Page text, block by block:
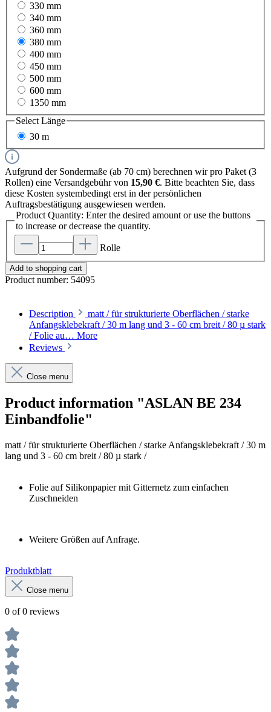
330 mm
340 mm
360 mm
380 mm
400 mm
450 mm
500 mm
600 mm
1350 mm
Select Länge
30 m
Aufgrund der Sondermaße (ab 70 cm) berechnen wir pro Paket (3
Rollen) eine Versandgebühr von 15,90 €. Bitte beachten Sie, dass
diese Kosten systembedingt erst in der persönlichen
Auftragsbestätigung ausgewiesen werden.
Product Quantity: Enter the desired amount or use the buttons
to increase or decrease the quantity.
Rolle
Add to shopping cart
Product number: 54095
Description
matt / für strukturierte Oberflächen / starke
Anfangsklebekraft / 30 m lang und 3 - 60 cm breit / 80 µ stark
/ Folie au… More
Reviews
Close menu
Product information "ASLAN BE 234
Einbandfolie"
matt / für strukturierte Oberflächen / starke Anfangsklebekraft / 30 m
lang und 3 - 60 cm breit / 80 µ stark /
Folie auf Silikonpapier mit Gitternetz zum einfachen
Zuschneiden
Weitere Größen auf Anfrage.
Produktblatt
Close menu
0 of 0 reviews